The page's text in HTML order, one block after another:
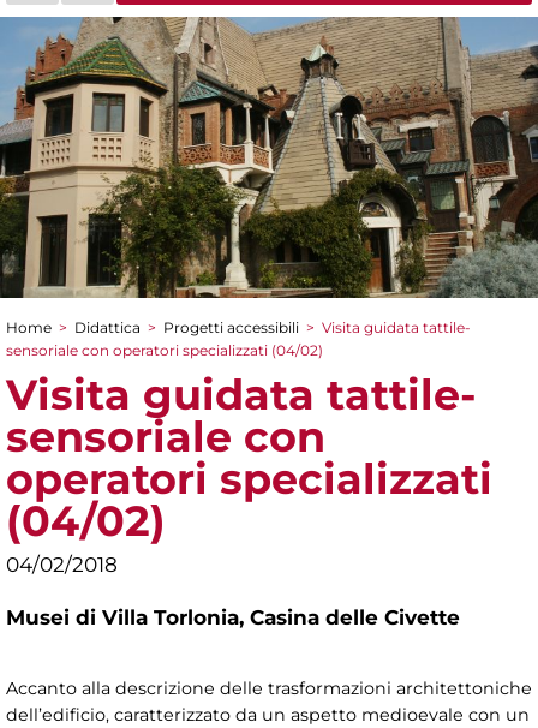
Tu sei qui
Home > Didattica > Progetti accessibili > Visita guidata tattile-
sensoriale con operatori specializzati (04/02)
Visita guidata tattile-
sensoriale con
operatori specializzati
(04/02)
04/02/2018
Musei di Villa Torlonia, Casina delle Civette
Accanto alla descrizione delle trasformazioni architettoniche
dell’edificio, caratterizzato da un aspetto medioevale con un